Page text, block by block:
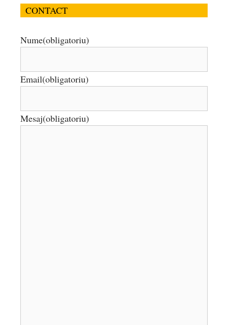
CONTACT
Nume(obligatoriu)
Email(obligatoriu)
Mesaj(obligatoriu)